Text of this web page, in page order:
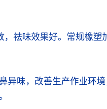
祛味效果好。常规橡
味，改善生产作业环